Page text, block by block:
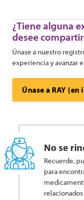
¿Tiene alguna
desee
Únase a nuestro
experiencia y avanzar
Únase a RAY (en
No se
Recuerde,
para